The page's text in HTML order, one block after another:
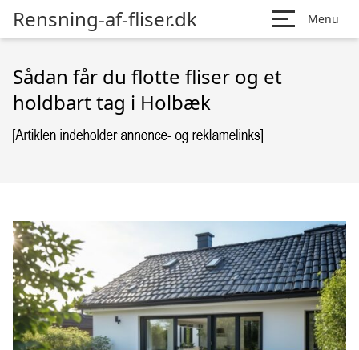
Rensning-af-fliser.dk Menu
Sådan får du flotte fliser og et
holdbart tag i Holbæk